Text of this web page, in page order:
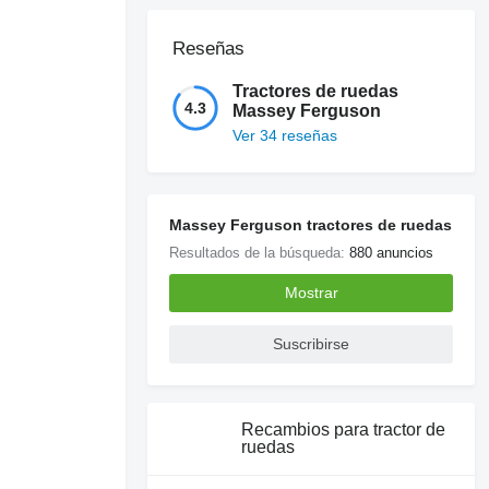
Reseñas
4.3
Tractores de ruedas
Massey Ferguson
Ver 34 reseñas
Massey Ferguson tractores de ruedas
Resultados de la búsqueda:880 anuncios
Mostrar
Suscribirse
Recambios para tractor de
ruedas